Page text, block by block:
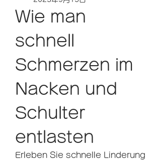
Wie man
schnell
Schmerzen im
Nacken und
Schulter
entlasten
Erleben Sie schnelle Linderung